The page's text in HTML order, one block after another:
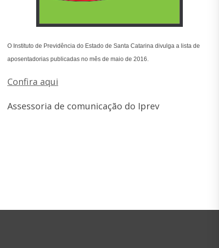
O Instituto de Previdência do Estado de Santa Catarina divulga a lista de
aposentadorias publicadas no mês de maio de 2016.
Confira aqui
Assessoria de comunicação do Iprev